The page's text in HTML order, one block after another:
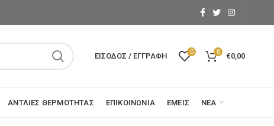
ΕΊΣΟΔΟΣ / ΕΓΓΡΑΦΉ 0 0 €0,00
ΑΝΤΛΊΕΣ ΘΕΡΜΌΤΗΤΑΣ ΕΠΙΚΟΙΝΩΝΊΑ ΕΜΕΊΣ ΝΈΑ